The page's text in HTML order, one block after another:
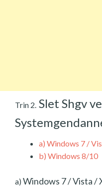
Trin 2. Slet Shgv
a) Windows 7 /
b) Windows 8/10
a) Windows 7 / Vista /